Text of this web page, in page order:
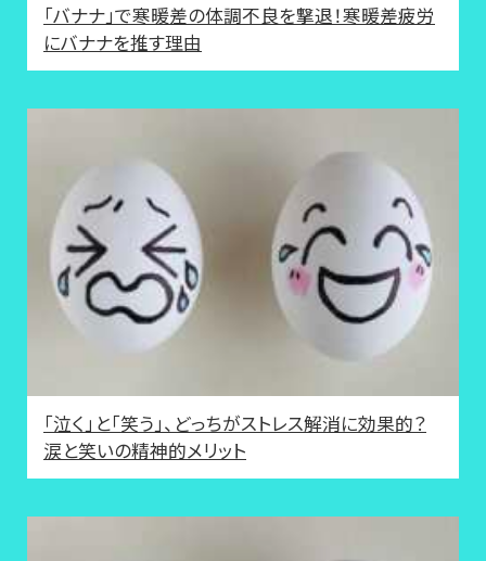
「バナナ」で寒暖差の体調不良を撃退！寒暖差疲労
にバナナを推す理由
「泣く」と「笑う」、どっちがストレス解消に効果的？
涙と笑いの精神的メリット